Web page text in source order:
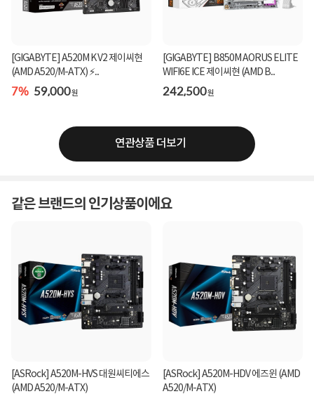
[GIGABYTE] A520M K V2 제이씨현
(AMD A520/M-ATX) ⚡...
7% 59,000원
[GIGABYTE] B850M AORUS ELITE
WIFI6E ICE 제이씨현 (AMD B...
242,500원
연관상품 더보기
같은 브랜드의 인기상품이에요
[ASRock] A520M-HVS 대원씨티에스
(AMD A520/M-ATX)
[ASRock] A520M-HDV 에즈윈 (AMD
A520/M-ATX)